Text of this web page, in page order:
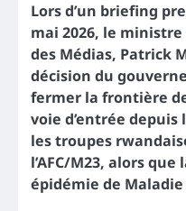
Lors d’un briefing
mai 2026, le
des Médias, Patrick
décision du
fermer la frontière
voie d’entrée depuis
les troupes
l’AFC/M23, alors
épidémie de Maladie